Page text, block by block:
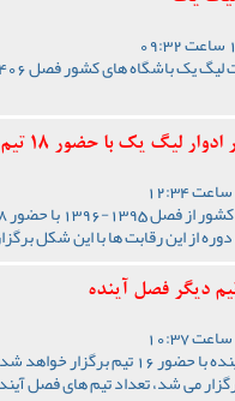
لیگ یک با حضور 18 تیم
از این رقابت ها با این شکل
دیگر فصل آینده
رقابت های لیگ یک فصل آینده با حضور 16 تیم
که این رقابت ها با 18 تیم برگزار می شد، تعداد تیم های